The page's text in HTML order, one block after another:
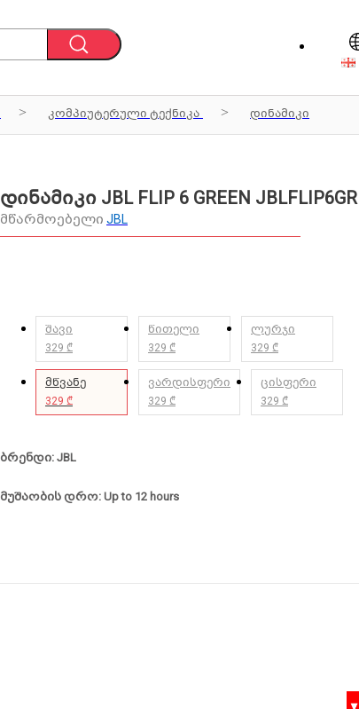
კომპიუტერული ტექნიკა დინამიკი
დინამიკი JBL FLIP 6 GREEN
მწარმოებელი JBL
შავი
329 ₾
წითელი
329 ₾
ლურჯი
329 ₾
მწვანე
329 ₾
ვარდისფერი
329 ₾
ცისფერი
329 ₾
ბრენდი: JBL
მუშაობის დრო: Up to 12 hours